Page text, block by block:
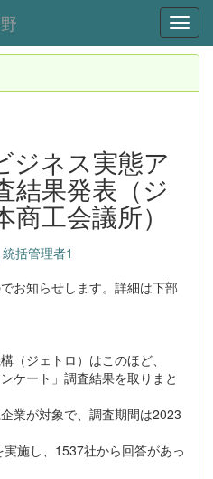
ジネス実態ア
結果発表（ジ
工会議所）
統括管理者1
お知らせします。詳細は下部
（ジェトロ）はこのほど、
ケート」調査結果を取りまと
業が対象で、調査期間は2023
施し、1537社から回答があっ